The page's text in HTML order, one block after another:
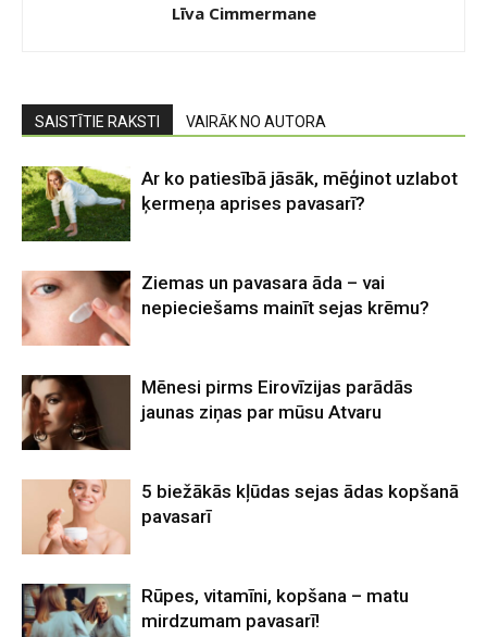
Līva Cimmermane
SAISTĪTIE RAKSTI VAIRĀK NO AUTORA
Ar ko patiesībā jāsāk, mēģinot uzlabot
ķermeņa aprises pavasarī?
Ziemas un pavasara āda – vai
nepieciešams mainīt sejas krēmu?
Mēnesi pirms Eirovīzijas parādās
jaunas ziņas par mūsu Atvaru
5 biežākās kļūdas sejas ādas kopšanā
pavasarī
Rūpes, vitamīni, kopšana – matu
mirdzumam pavasarī!